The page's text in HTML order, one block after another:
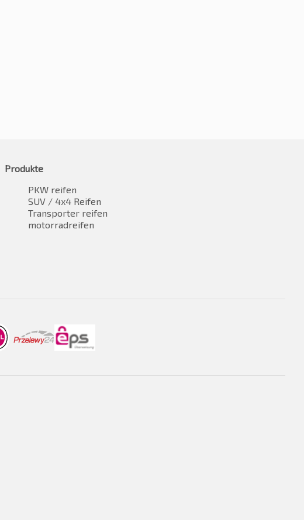
Produkte
PKW reifen
SUV / 4x4 Reifen
Transporter reifen
motorradreifen